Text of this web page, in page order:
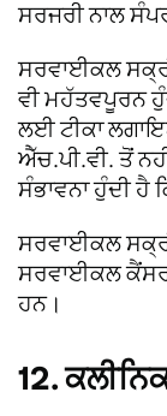
ਸਰਜਰੀ ਨਾਲ
ਸਰਵਾਈਕਲ
ਵੀ ਮਹੱਤਵਪੂਰਨ
ਲਈ ਟੀਕਾ
ਐੱਚ.ਪੀ.ਵੀ. ਤੋਂ
ਸੰਭਾਵਨਾ ਹੁੰਦੀ
ਸਰਵਾਈਕਲ
ਸਰਵਾਈਕਲ
ਹਨ।
12.